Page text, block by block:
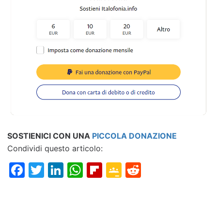
SOSTIENICI CON UNA PICCOLA DONAZIONE
Condividi questo articolo:
Facebook
Twitter
LinkedIn
WhatsApp
Flipboard
Google